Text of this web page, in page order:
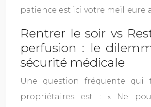
patience est ici votre meilleure
Rentrer le soir vs
perfusion : le
sécurité médicale
Une question fréquente qui
propriétaires est : « Ne